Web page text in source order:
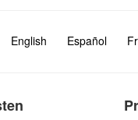
English Español